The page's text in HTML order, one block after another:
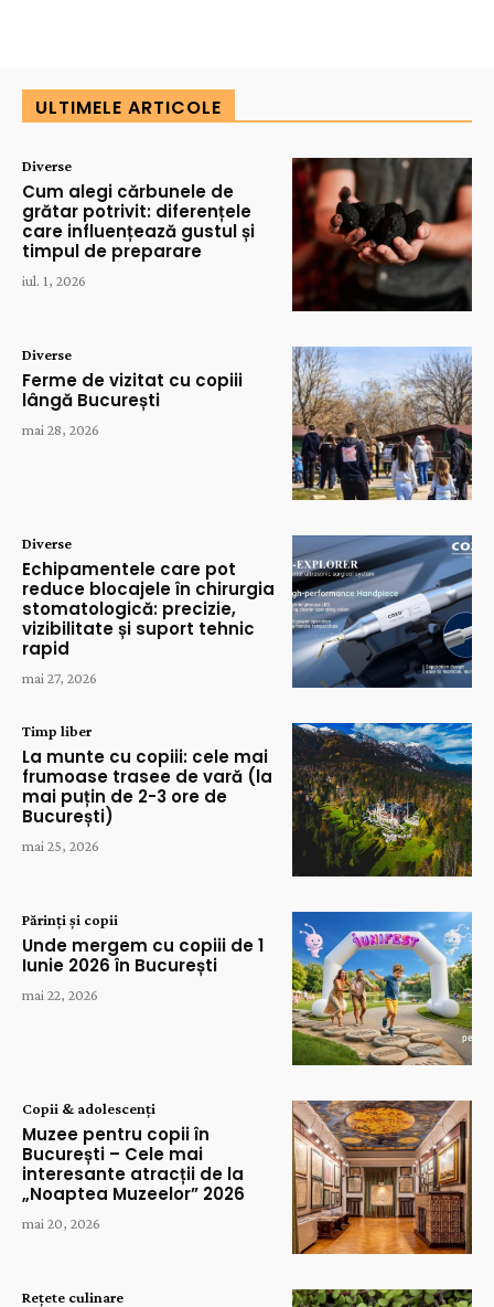
ULTIMELE ARTICOLE
Diverse
Cum alegi cărbunele de
grătar potrivit: diferențele
care influențează gustul și
timpul de preparare
iul. 1, 2026
Diverse
Ferme de vizitat cu copiii
lângă București
mai 28, 2026
Diverse
Echipamentele care pot
reduce blocajele în chirurgia
stomatologică: precizie,
vizibilitate și suport tehnic
rapid
mai 27, 2026
Timp liber
La munte cu copiii: cele mai
frumoase trasee de vară (la
mai puțin de 2-3 ore de
București)
mai 25, 2026
Părinți și copii
Unde mergem cu copiii de 1
Iunie 2026 în București
mai 22, 2026
Copii & adolescenți
Muzee pentru copii în
București – Cele mai
interesante atracții de la
„Noaptea Muzeelor” 2026
mai 20, 2026
Rețete culinare